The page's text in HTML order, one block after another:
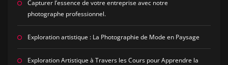
Capturer l’essence de votre entreprise avec notre
photographe professionnel.
Exploration artistique : La Photographie de Mode en Paysage
Exploration Artistique à Travers les Cours pour Apprendre la